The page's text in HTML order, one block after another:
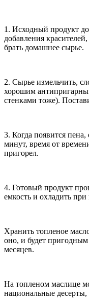
1. Исходный продукт
добавления
брать домашнее сырье.
2. Сырье измельчить,
хорошим
стенками тоже).
3. Когда появится
минут, время от
пригорел.
4. Готовый продукт
емкость и охладить
Хранить топленое
оно, и будет
месяцев.
На топленом маслице
национальные